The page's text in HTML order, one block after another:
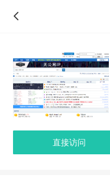
直接访问